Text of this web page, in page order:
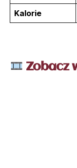
Kalorie
Zobacz